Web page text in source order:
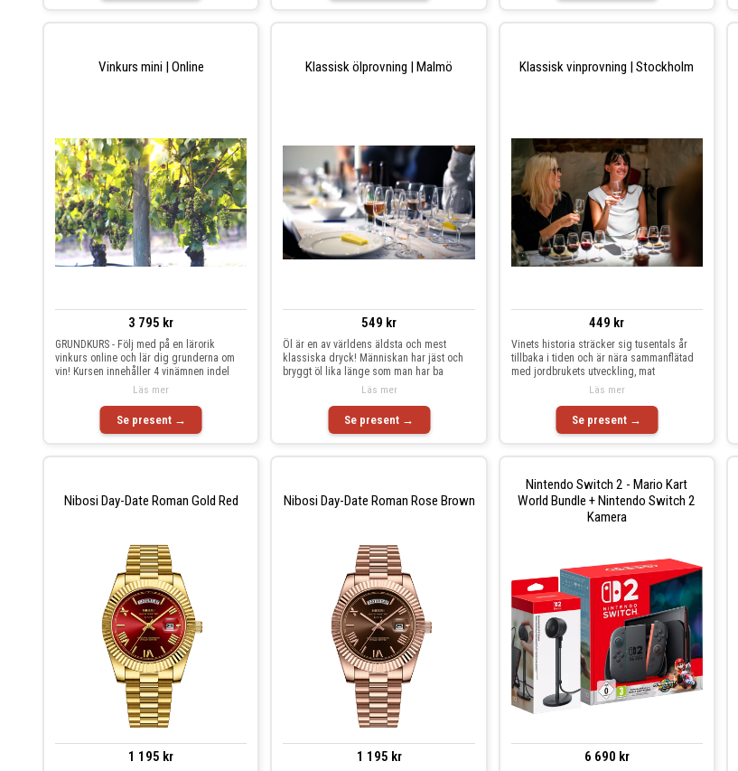
Vinkurs mini | Online
3 795 kr
GRUNDKURS - Följ med på en lärorik
vinkurs online och lär dig grunderna om
vin! Kursen innehåller 4 vinämnen indel
Se present →
Läs mer
Klassisk ölprovning | Malmö
549 kr
Öl är en av världens äldsta och mest
klassiska dryck! Människan har jäst och
bryggt öl lika länge som man har ba
Se present →
Läs mer
Klassisk vinprovning | Stockholm
449 kr
Vinets historia sträcker sig tusentals år
tillbaka i tiden och är nära sammanflätad
med jordbrukets utveckling, mat
Se present →
Läs mer
Nibosi Day-Date Roman Gold Red
1 195 kr
Nibosi Day-Date Roman Rose Brown
1 195 kr
Nintendo Switch 2 - Mario Kart
World Bundle + Nintendo Switch 2
Kamera
6 690 kr